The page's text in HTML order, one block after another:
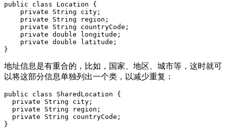
public class Location {
    private String city;
    private String region;
    private String countryCode;
    private double longitude;
    private double latitude;
地址信息是有重合的，比如，国家、地区、城市等，这时就可
以将这部分信息单独列出一个类，以减少重复：
public class SharedLocation {
  private String city;
  private String region;
  private String countryCode;
}